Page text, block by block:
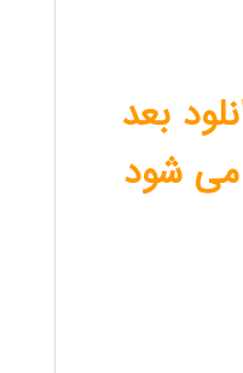
بعد
می شود